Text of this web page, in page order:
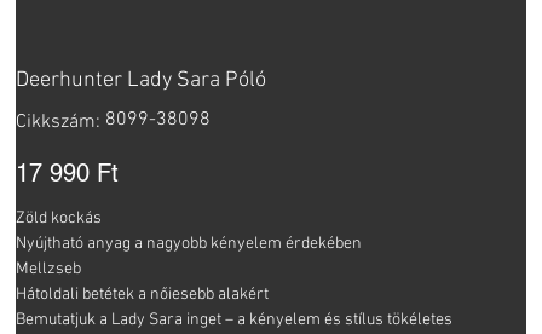
Deerhunter Lady Sara Póló
Cikkszám: Cikkszám:
8099-
8099-38098
Ár
17 990 Ft
Zöld kockás
Nyújtható anyag a nagyobb kényelem érdekében
Mellzseb
Hátoldali betétek a nőiesebb alakért
Bemutatjuk a Lady Sara inget – a kényelem és stílus tökéletes